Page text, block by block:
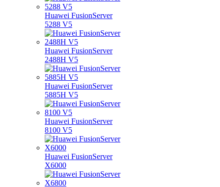
Huawei FusionServer
5288 V5
Huawei FusionServer
2488H V5
Huawei FusionServer
5885H V5
Huawei FusionServer
8100 V5
Huawei FusionServer
X6000